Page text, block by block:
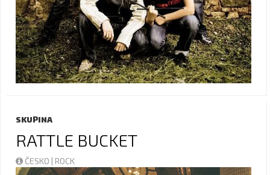
SKUPINA
RATTLE BUCKET
ČESKO | ROCK